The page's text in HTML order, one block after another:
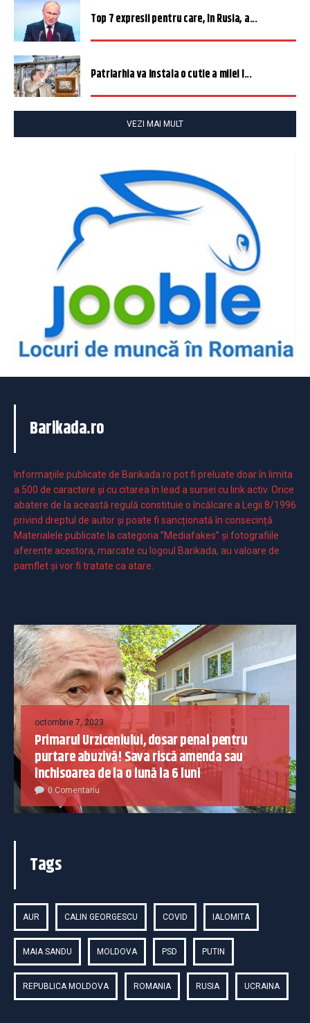
Top 7 expresii pentru care, în Rusia, a...
Patriarhia va instala o cutie a milei î...
VEZI MAI MULT
Barikada.ro
Informaţiile publicate de Barikada.ro pot fi preluate doar în limita
a 500 de caractere şi cu citarea în lead a sursei cu link activ. Orice
abatere de la această regulă constituie o încălcare a Legii 8/1996
privind dreptul de autor și poate fi sancționată în consecință.
Materialele publicate la categoria ”Mediafakes” și fotografiile
aferente acestora, marcate cu logoul Barikada, au valoare de
pamflet și vor fi tratate ca atare.
octombrie 7, 2023
Primarul Urziceniului, dosar penal pentru
purtare abuzivă! Sava riscă amenda sau
închisoarea de la o lună la 6 luni
0 Comentariu
Tags
AUR CALIN GEORGESCU COVID IALOMITA
MAIA SANDU MOLDOVA PSD PUTIN
REPUBLICA MOLDOVA ROMANIA RUSIA UCRAINA